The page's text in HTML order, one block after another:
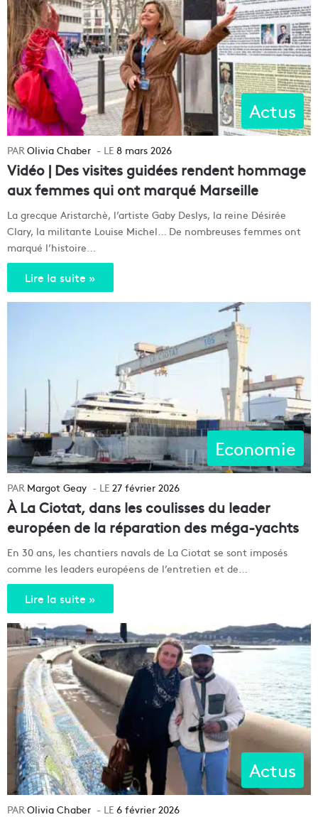
Actus
Olivia Chaber 8 mars 2026
Vidéo | Des visites guidées rendent hommage
aux femmes qui ont marqué Marseille
La grecque Aristarchè, l’artiste Gaby Deslys, la reine Désirée
Clary, la militante Louise Michel… De nombreuses femmes ont
marqué l’histoire…
Lire la suite »
Economie
Margot Geay 27 février 2026
À La Ciotat, dans les coulisses du leader
européen de la réparation des méga-yachts
En 30 ans, les chantiers navals de La Ciotat se sont imposés
comme les leaders européens de l’entretien et de…
Lire la suite »
Actus
Olivia Chaber 6 février 2026